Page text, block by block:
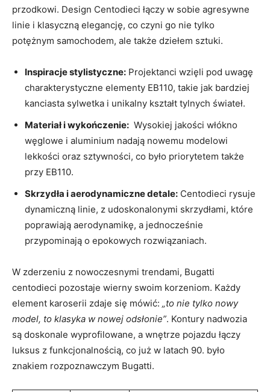
przodkowi. Design Centodieci⁤ łączy w sobie agresywne
linie⁤ i klasyczną ⁣elegancję, co czyni go nie tylko
potężnym⁢ samochodem, ale także dziełem⁣ sztuki.
Inspiracje stylistyczne: Projektanci‌ wzięli pod uwagę
charakterystyczne⁢ elementy ‍EB110, ​takie jak bardziej
kanciasta sylwetka i unikalny kształt tylnych świateł.
Materiał i wykończenie: ⁤ Wysokiej jakości włókno
węglowe i ​aluminium nadają nowemu​ modelowi
⁣lekkości oraz sztywności, co‌ było priorytetem także
przy EB110.
Skrzydła i aerodynamiczne ⁤detale: Centodieci rysuje
dynamiczną linie, z udoskonalonymi skrzydłami, które‌
poprawiają⁣ aerodynamikę, a jednocześnie
przypominają ‍o epokowych rozwiązaniach.
W⁤ zderzeniu ⁣z nowoczesnymi ‍trendami, Bugatti
centodieci pozostaje wierny swoim korzeniom. Każdy
element‍ karoserii zdaje się mówić: „to nie⁤ tylko nowy
model, to klasyka w nowej odsłonie”. Kontury nadwozia
są ⁤doskonale wyprofilowane, a wnętrze pojazdu łączy
luksus z funkcjonalnością, co już w⁣ latach 90. ⁣było
znakiem rozpoznawczym Bugatti.